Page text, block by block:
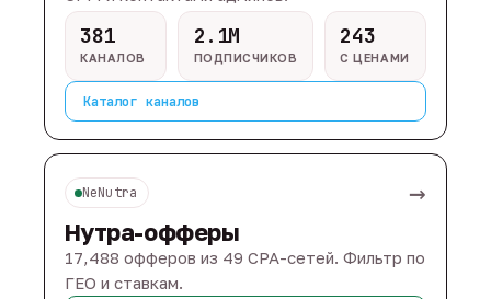
381
КАНАЛОВ
2.1M
ПОДПИСЧИКОВ
243
С ЦЕНАМИ
Каталог каналов
NeNutra →
Нутра-офферы
17,488 офферов из 49 CPA-сетей. Фильтр по
ГЕО и ставкам.